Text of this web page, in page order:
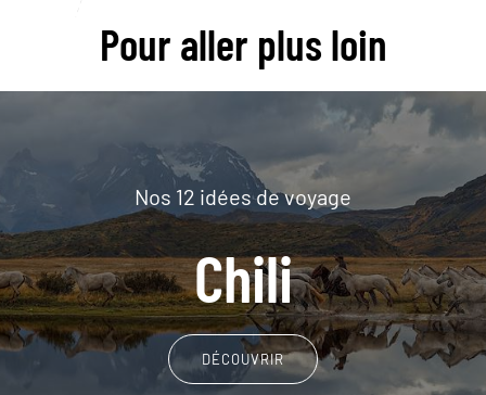
Pour aller plus loin
Nos 12 idées de voyage
Chili
DÉCOUVRIR